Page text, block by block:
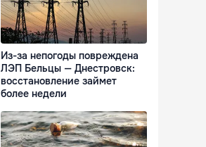
Из-за непогоды повреждена
ЛЭП Бельцы — Днестровск:
восстановление займет
более недели